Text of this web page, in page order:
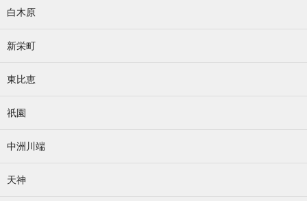
白木原
新栄町
東比恵
祇園
中洲川端
天神